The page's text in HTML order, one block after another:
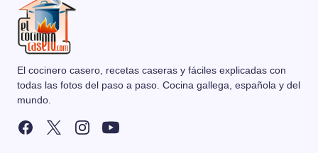
El cocinero casero, recetas caseras y fáciles explicadas con
todas las fotos del paso a paso. Cocina gallega, española y del
mundo.